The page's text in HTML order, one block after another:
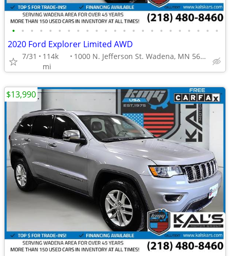
• • • • • • • • • • • • • • • • • • • • • • •
2020 Ford Explorer Limited AWD
7/31
114k
mi
1000 N. Jefferson St. Wadena, MN 56482
$13,990